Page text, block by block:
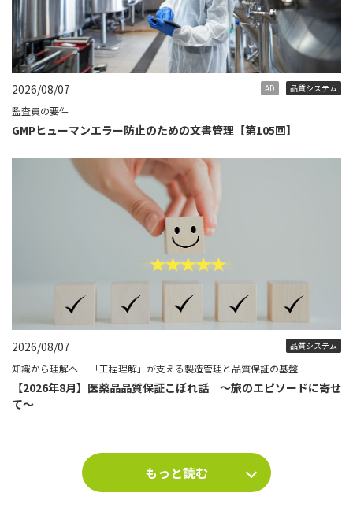
2026/08/07 AD 品質システム
監査員の要件
GMPヒューマンエラー防止のための文書管理【第105回】
2026/08/07 品質システム
知識から理解へ ―「工程理解」が支える製造管理と品質保証の基盤―
【2026年8月】医薬品品質保証こぼれ話 ～旅のエピソードに寄せ
て～
もっと読む